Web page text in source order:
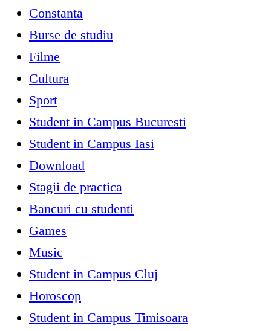
Constanta
Burse de studiu
Filme
Cultura
Sport
Student in Campus Bucuresti
Student in Campus Iasi
Download
Stagii de practica
Bancuri cu studenti
Games
Music
Student in Campus Cluj
Horoscop
Student in Campus Timisoara